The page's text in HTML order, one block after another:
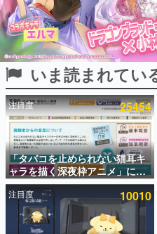
インタビュー
連載・特集一覧
殿堂入り記事
SNS拡散数が数千以
ど。多くの人々に読
事をまとめました。
ゲームの企画書
名作ゲームクリエイ
聞きし、ヒットする
きます。
赫本
この物語を解いては
の形をした短編ホラ
いま読まれてい
注目度 25454
「タバコを止められない猫耳キ
ャラを描く深夜枠アニメ」に視
聴者の一部から批判意見。違法
薬物の使用と思わしき描写も含
めて、BPOが議論を交わす
注目度 10010